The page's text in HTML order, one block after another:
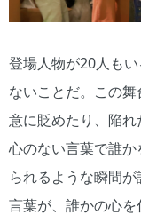
登場人物が20人も
ないことだ。この
意に貶めたり、陥
心のない言葉で誰
られるような瞬間
言葉が、誰かの心